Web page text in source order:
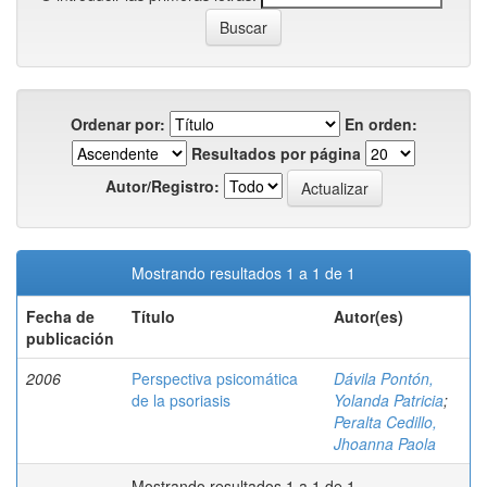
Ordenar por:
En orden:
Resultados por página
Autor/Registro:
Mostrando resultados 1 a 1 de 1
Fecha de
publicación
Título Autor(es)
2006
Perspectiva psicomática
de la psoriasis
Dávila Pontón,
Yolanda Patricia;
Peralta Cedillo,
Jhoanna Paola